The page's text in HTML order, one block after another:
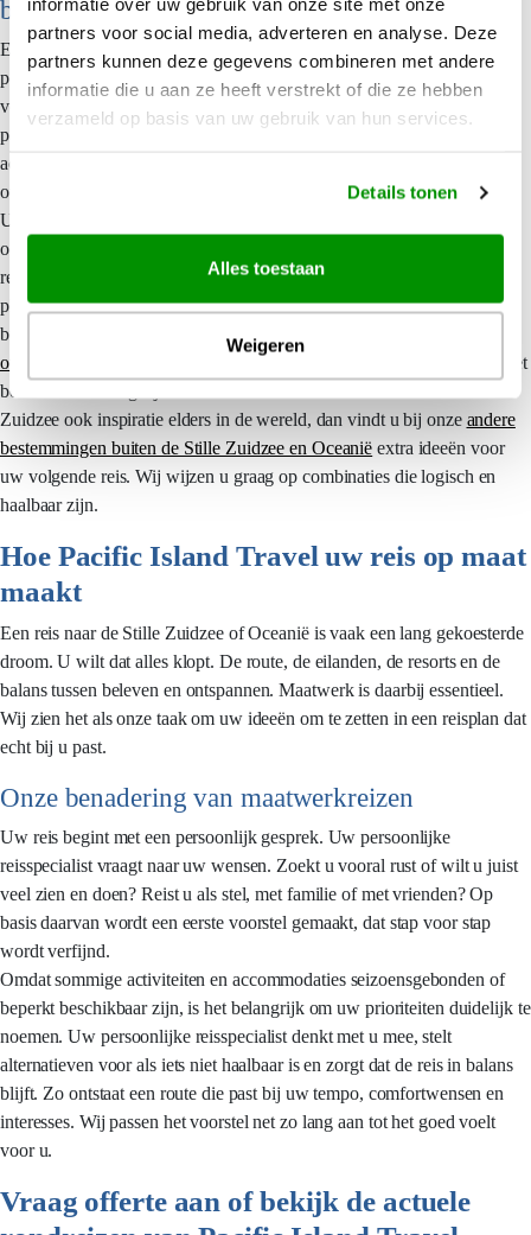
partners voor social media, adverteren en analyse. Deze
partners kunnen deze gegevens combineren met andere
informatie die u aan ze heeft verstrekt of die ze hebben
verzameld op basis van uw gebruik van hun services.
Details tonen
Alles toestaan
Weigeren
bijzonder?
Een premiumreis naar deze regio vraagt om specialistische kennis. Uw
persoonlijke reisspecialist kent de eilanden, de seizoenen en de
verborgen plekken en vertaalt uw wensen naar een reis die echt bij u
past. U profiteert van lokale partners, zorgvuldig geselecteerde
accommodaties en een route die rekening houdt met reistijd,
overstappen en uw gewenste comfortniveau.
U hoeft zich geen zorgen te maken over vluchten, transfers of de vraag
of een bepaald eiland te afgelegen is voor uw reisstijl. Uw persoonlijke
reisspecialist denkt vooruit, stemt de reis af op de infrastructuur ter
plekke en bespreekt eerlijk wat wel en niet handig is. Als u zich eerst
breed wilt oriënteren op bestemmingen in de regio, bekijk dan ons
overzicht van alle bestemmingen in de Stille Zuidzee
voor een compleet
beeld van uw mogelijkheden. Zoekt u naast de eilanden in de Stille
Zuidzee ook inspiratie elders in de wereld, dan vindt u bij onze andere
bestemmingen buiten de Stille Zuidzee en Oceanië extra ideeën voor
uw volgende reis. Wij wijzen u graag op combinaties die logisch en
haalbaar zijn.
Hoe Pacific Island Travel uw reis op maat
maakt
Een reis naar de Stille Zuidzee of Oceanië is vaak een lang gekoesterde
droom. U wilt dat alles klopt. De route, de eilanden, de resorts en de
balans tussen beleven en ontspannen. Maatwerk is daarbij essentieel.
Wij zien het als onze taak om uw ideeën om te zetten in een reisplan dat
echt bij u past.
Onze benadering van maatwerkreizen
Uw reis begint met een persoonlijk gesprek. Uw persoonlijke
reisspecialist vraagt naar uw wensen. Zoekt u vooral rust of wilt u juist
veel zien en doen? Reist u als stel, met familie of met vrienden? Op
basis daarvan wordt een eerste voorstel gemaakt, dat stap voor stap
wordt verfijnd.
Omdat sommige activiteiten en accommodaties seizoensgebonden of
beperkt beschikbaar zijn, is het belangrijk om uw prioriteiten duidelijk te
noemen. Uw persoonlijke reisspecialist denkt met u mee, stelt
alternatieven voor als iets niet haalbaar is en zorgt dat de reis in balans
blijft. Zo ontstaat een route die past bij uw tempo, comfortwensen en
interesses. Wij passen het voorstel net zo lang aan tot het goed voelt
voor u.
Vraag offerte aan of bekijk de actuele